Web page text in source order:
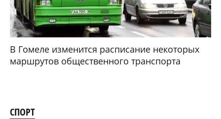
В Гомеле изменится расписание некоторых
маршрутов общественного транспорта
СПОРТ